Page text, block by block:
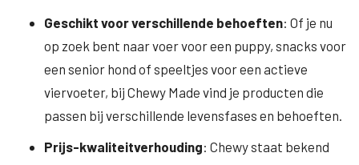
Geschikt voor verschillende behoeften: Of je nu
op zoek bent naar voer voor een puppy, snacks voor
een senior hond of speeltjes voor een actieve
viervoeter, bij Chewy Made vind je producten die
passen bij verschillende levensfases en behoeften.
Prijs-kwaliteitverhouding: Chewy staat bekend